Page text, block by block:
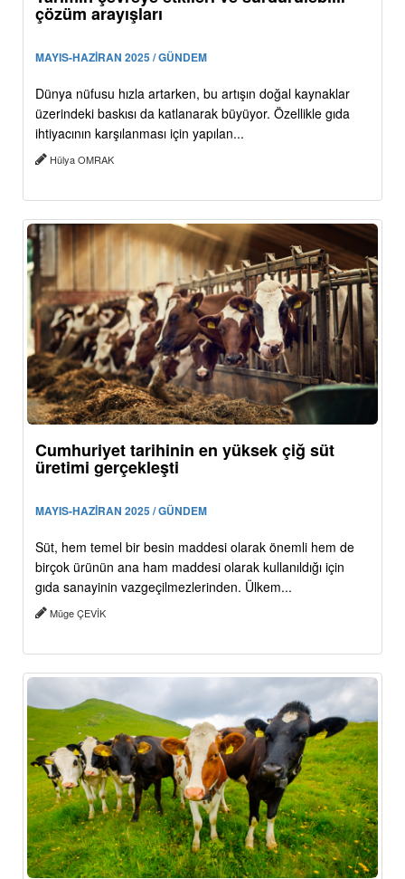
çözüm arayışları
MAYIS-HAZİRAN 2025 / GÜNDEM
Dünya nüfusu hızla artarken, bu artışın doğal kaynaklar
üzerindeki baskısı da katlanarak büyüyor. Özellikle gıda
ihtiyacının karşılanması için yapılan...
Hülya OMRAK
Cumhuriyet tarihinin en yüksek çiğ süt
üretimi gerçekleşti
MAYIS-HAZİRAN 2025 / GÜNDEM
Süt, hem temel bir besin maddesi olarak önemli hem de
birçok ürünün ana ham maddesi olarak kullanıldığı için
gıda sanayinin vazgeçilmezlerinden. Ülkem...
Müge ÇEVİK